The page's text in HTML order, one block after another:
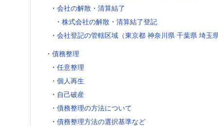
・ 会社の解散・清算結了
・ 株式会社の解散・清算結了登記
・ 会社登記の管轄区域（東京都 神奈川県 千葉県 埼玉県
・ 債務整理
・ 任意整理
・ 個人再生
・ 自己破産
・ 債務整理の方法について
・ 債務整理方法の選択基準など